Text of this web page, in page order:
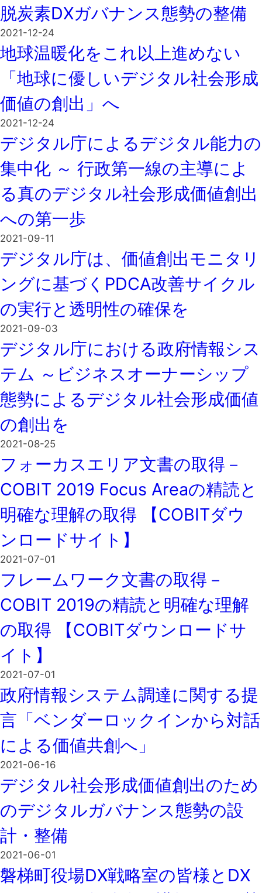
脱炭素DXガバナンス態勢の整備
2021-12-24
地球温暖化をこれ以上進めない
「地球に優しいデジタル社会形成
価値の創出」へ
2021-12-24
デジタル庁によるデジタル能力の
集中化 ～ 行政第一線の主導によ
る真のデジタル社会形成価値創出
への第一歩
2021-09-11
デジタル庁は、価値創出モニタリ
ングに基づくPDCA改善サイクル
の実行と透明性の確保を
2021-09-03
デジタル庁における政府情報シス
テム ～ビジネスオーナーシップ
態勢によるデジタル社会形成価値
の創出を
2021-08-25
フォーカスエリア文書の取得－
COBIT 2019 Focus Areaの精読と
明確な理解の取得 【COBITダウ
ンロードサイト】
2021-07-01
フレームワーク文書の取得－
COBIT 2019の精読と明確な理解
の取得 【COBITダウンロードサ
イト】
2021-07-01
政府情報システム調達に関する提
言「ベンダーロックインから対話
による価値共創へ」
2021-06-16
デジタル社会形成価値創出のため
のデジタルガバナンス態勢の設
計・整備
2021-06-01
磐梯町役場DX戦略室の皆様とDX